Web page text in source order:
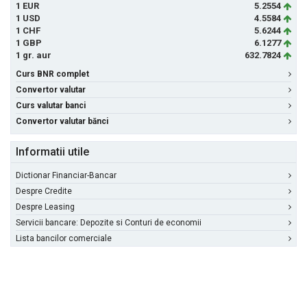
1 EUR
5.2554
1 USD
4.5584
1 CHF
5.6244
1 GBP
6.1277
1 gr. aur
632.7824
Curs BNR complet
Convertor valutar
Curs valutar banci
Convertor valutar bănci
Informatii utile
Dictionar Financiar-Bancar
Despre Credite
Despre Leasing
Servicii bancare: Depozite si Conturi de economii
Lista bancilor comerciale